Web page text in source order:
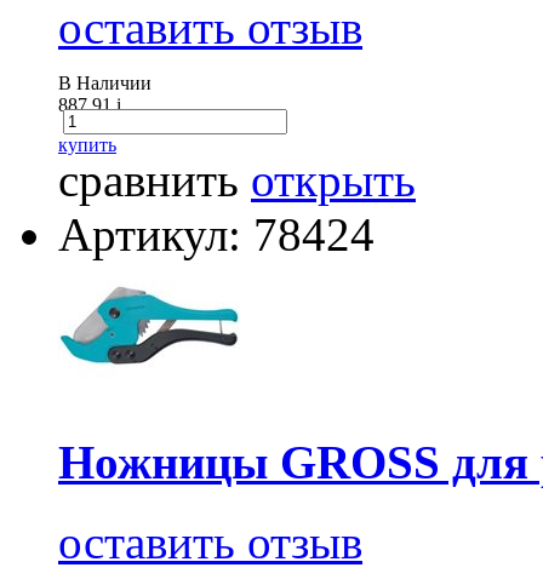
оставить отзыв
В Наличии
887.91i
купить
сравнить открыть
Артикул: 78424
Ножницы GROSS
оставить отзыв